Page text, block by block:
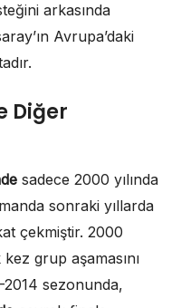
arkasında
Avrupa’daki
Diğer
sadece 2000 yılında
sonraki yıllarda
çekmiştir. 2000
grup aşamasını
2014 sezonunda,